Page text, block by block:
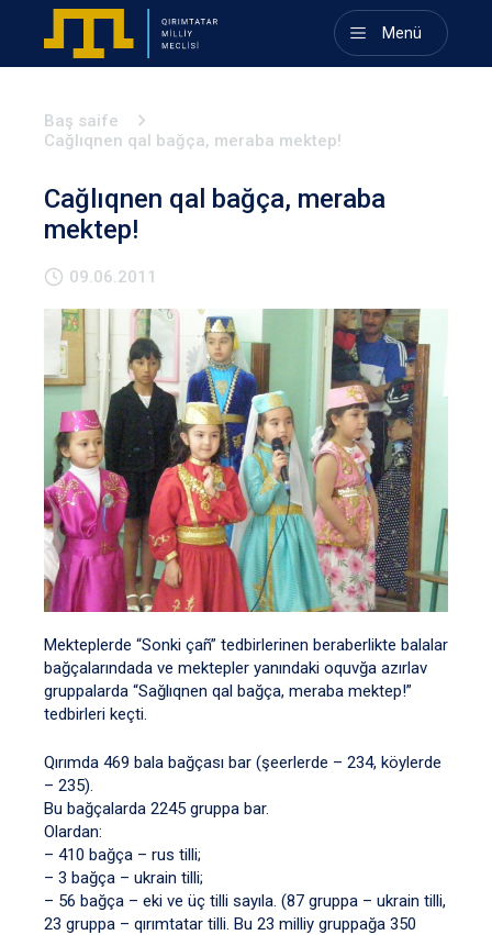
Menü
Baş saife
Cağlıqnen qal bağça, meraba mektep!
Cağlıqnen qal bağça, meraba
mektep!
09.06.2011
Mekteplerde “Sonki çañ” tedbirlerinen beraberlikte balalar
bağçalarındada ve mektepler yanındaki oquvğa azırlav
gruppalarda “Sağlıqnen qal bağça, meraba mektep!”
tedbirleri keçti.
Qırımda 469 bala bağçası bar (şeerlerde – 234, köylerde
– 235).
Bu bağçalarda 2245 gruppa bar.
Olardan:
– 410 bağça – rus tilli;
– 3 bağça – ukrain tilli;
– 56 bağça – eki ve üç tilli sayıla. (87 gruppa – ukrain tilli,
23 gruppa – qırımtatar tilli. Bu 23 milliy gruppağa 350